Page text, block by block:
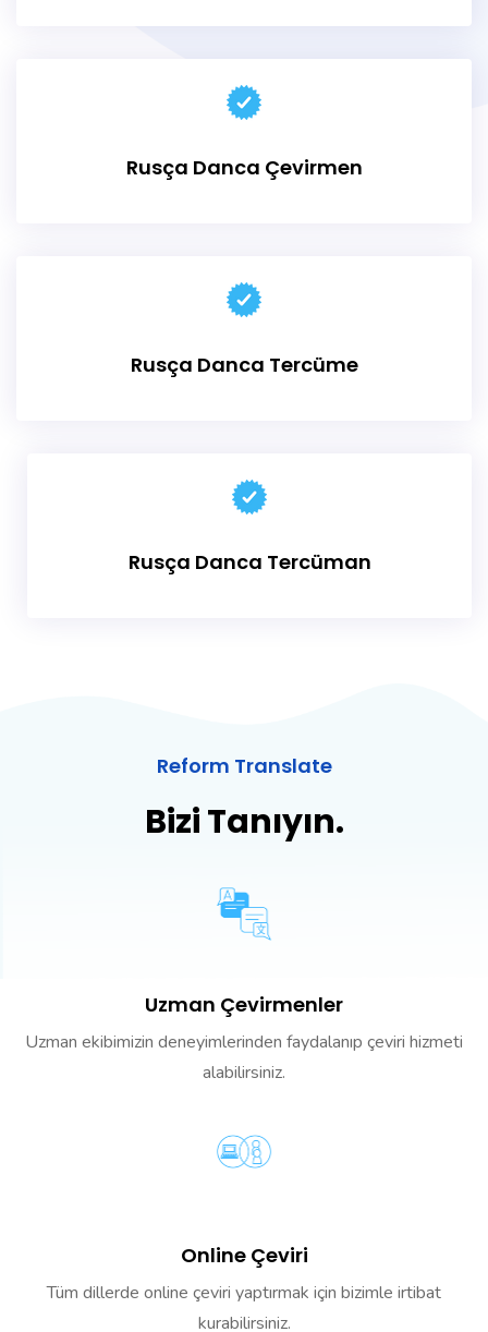
Rusça Danca Çevirmen
Rusça Danca Tercüme
Rusça Danca Tercüman
Reform Translate
Bizi Tanıyın.
Uzman Çevirmenler
Uzman ekibimizin deneyimlerinden faydalanıp çeviri hizmeti
alabilirsiniz.
Online Çeviri
Tüm dillerde online çeviri yaptırmak için bizimle irtibat
kurabilirsiniz.